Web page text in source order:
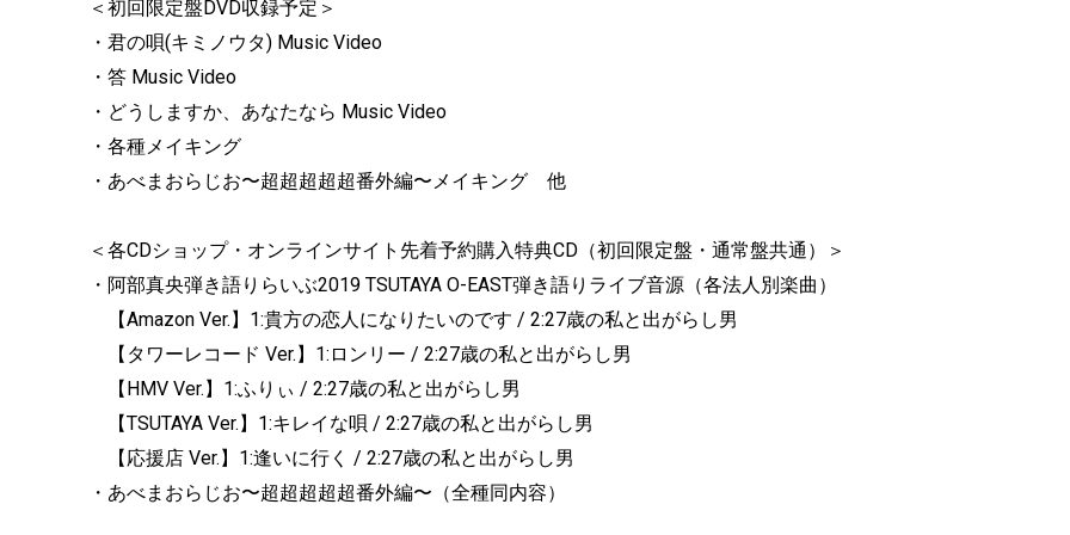
＜初回限定盤DVD収録予定＞
・君の唄(キミノウタ) Music Video
・答 Music Video
・どうしますか、あなたなら Music Video
・各種メイキング
・あべまおらじお〜超超超超超番外編〜メイキング 他
＜各CDショップ・オンラインサイト先着予約購入特典CD（初回限定盤・通常盤共通）＞
・阿部真央弾き語りらいぶ2019 TSUTAYA O-EAST弾き語りライブ音源（各法人別楽曲）
【Amazon Ver.】1:貴方の恋人になりたいのです / 2:27歳の私と出がらし男
【タワーレコード Ver.】1:ロンリー / 2:27歳の私と出がらし男
【HMV Ver.】1:ふりぃ / 2:27歳の私と出がらし男
【TSUTAYA Ver.】1:キレイな唄 / 2:27歳の私と出がらし男
【応援店 Ver.】1:逢いに行く / 2:27歳の私と出がらし男
・あべまおらじお〜超超超超超番外編〜（全種同内容）